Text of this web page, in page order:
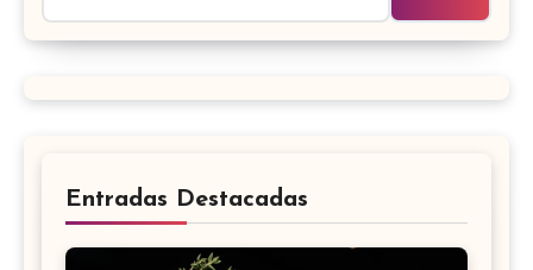
Entradas Destacadas